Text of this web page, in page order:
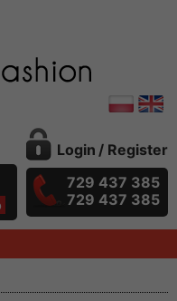
Login / Register
729 437 385
729 437 385